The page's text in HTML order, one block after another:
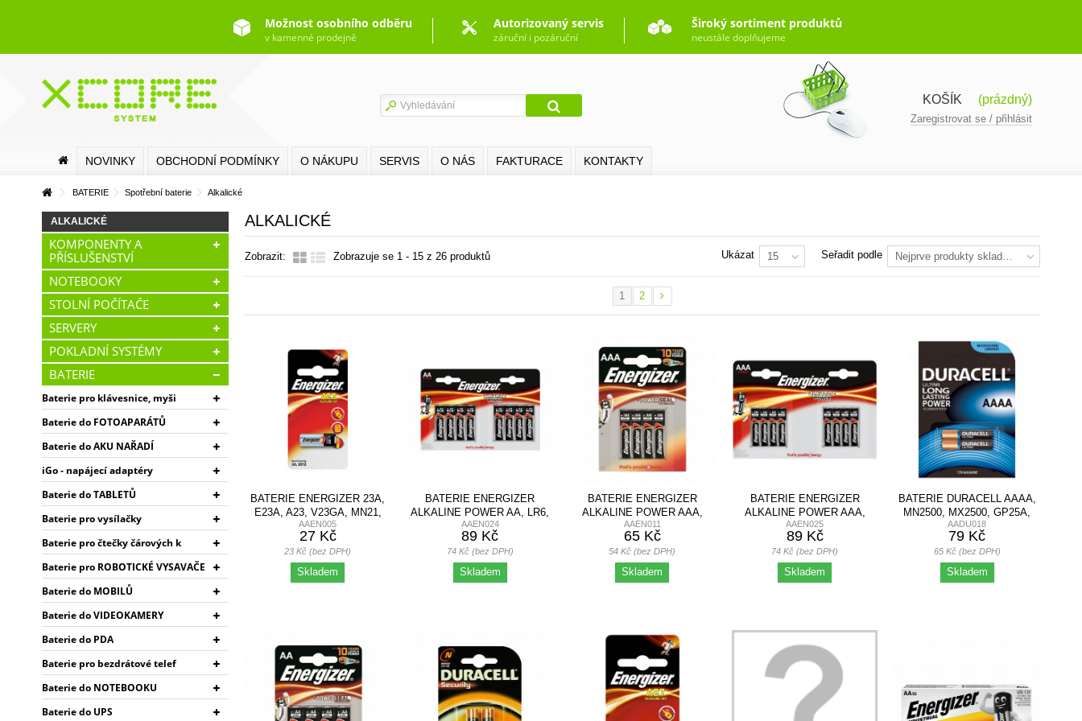
Možnost osobního odběru
v kamenné prodejně
Autorizovaný servis
záruční i pozáruční
Široký sortiment produktů
neustále doplňujeme
KOŠÍK (prázdný)
Zaregistrovat se / přihlásit
NOVINKY OBCHODNÍ PODMÍNKY O NÁKUPU SERVIS O NÁS FAKTURACE KONTAKTY
BATERIE Spotřební baterie Alkalické
ALKALICKÉ
Zobrazit: Zobrazuje se 1 - 15 z 26 produktů Seřadit podle Nejprve produkty skladem
Ukázat 15
1 2
BATERIE ENERGIZER 23A,
E23A, A23, V23GA, MN21,
GP23A,...
AAEN005
27 Kč
23 Kč (bez DPH)
Skladem
BATERIE ENERGIZER
ALKALINE POWER AA, LR6,
TUŽKOVÁ, 1,5V,...
AAEN024
89 Kč
74 Kč (bez DPH)
Skladem
BATERIE ENERGIZER
ALKALINE POWER AAA,
LR03, MIKROTUŽKOVÁ,...
AAEN011
65 Kč
54 Kč (bez DPH)
Skladem
BATERIE ENERGIZER
ALKALINE POWER AAA,
LR03, MIKROTUŽKOVÁ,...
AAEN025
89 Kč
74 Kč (bez DPH)
Skladem
BATERIE DURACELL AAAA,
MN2500, MX2500, GP25A,
E96,...
AADU018
79 Kč
65 Kč (bez DPH)
Skladem
ALKALICKÉ
KOMPONENTY A
PŘÍSLUŠENSTVÍ
NOTEBOOKY
STOLNÍ POČÍTAČE
SERVERY
POKLADNÍ SYSTÉMY
BATERIE
Baterie pro klávesnice, myši
Baterie do FOTOAPARÁTŮ
Baterie do AKU NAŘADÍ
iGo - napájecí adaptéry
Baterie do TABLETŮ
Baterie pro vysílačky
Baterie pro čtečky čárových k
Baterie pro ROBOTICKÉ VYSAVAČE
Baterie do MOBILŮ
Baterie do VIDEOKAMERY
Baterie do PDA
Baterie pro bezdrátové telef
Baterie do NOTEBOOKU
Baterie do UPS